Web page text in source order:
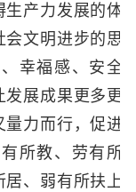
产力发展的体
文明进步的思
幸福感、安全
展成果更多更
力而行，促进
所教、劳有所
、弱有所扶上